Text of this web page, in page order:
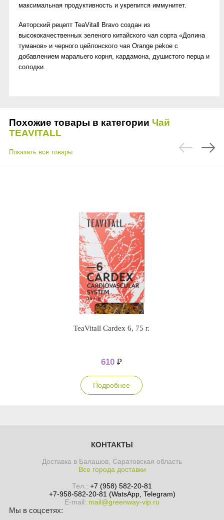
максимальная продуктивность и укрепится иммунитет.
Авторский рецепт TeaVitall Bravo создан из
высококачественных зеленого китайского чая сорта «Долина
туманов» и черного цейлонского чая Оrange pekoe с
добавлением маральего корня, кардамона, душистого перца и
солодки.
Похожие товары в категории Чай
TEAVITALL
Показать все товары
TeaVitall Cardex 6, 75 г.
610 ₽
Подробнее
КОНТАКТЫ
Доставка в Балашов, Саратовская область
Все города доставки
Тел.: +7 (958) 582-20-81
+7-958-582-20-81 (WatsApp, Telegram)
E-mail: mail@greenway-vip.ru
Мы в соцсетях: